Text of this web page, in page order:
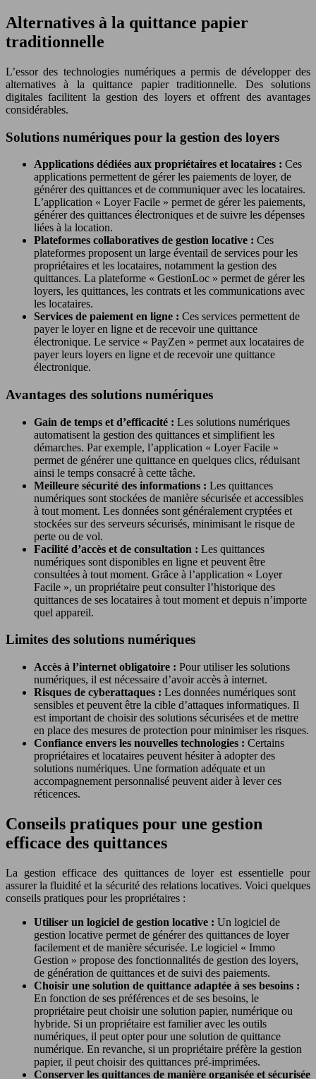
Alternatives à la quittance papier
traditionnelle
L’essor des technologies numériques a permis de développer des
alternatives à la quittance papier traditionnelle. Des solutions
digitales facilitent la gestion des loyers et offrent des avantages
considérables.
Solutions numériques pour la gestion des loyers
Applications dédiées aux propriétaires et locataires : Ces
applications permettent de gérer les paiements de loyer, de
générer des quittances et de communiquer avec les locataires.
L’application « Loyer Facile » permet de gérer les paiements,
générer des quittances électroniques et de suivre les dépenses
liées à la location.
Plateformes collaboratives de gestion locative : Ces
plateformes proposent un large éventail de services pour les
propriétaires et les locataires, notamment la gestion des
quittances. La plateforme « GestionLoc » permet de gérer les
loyers, les quittances, les contrats et les communications avec
les locataires.
Services de paiement en ligne : Ces services permettent de
payer le loyer en ligne et de recevoir une quittance
électronique. Le service « PayZen » permet aux locataires de
payer leurs loyers en ligne et de recevoir une quittance
électronique.
Avantages des solutions numériques
Gain de temps et d’efficacité : Les solutions numériques
automatisent la gestion des quittances et simplifient les
démarches. Par exemple, l’application « Loyer Facile »
permet de générer une quittance en quelques clics, réduisant
ainsi le temps consacré à cette tâche.
Meilleure sécurité des informations : Les quittances
numériques sont stockées de manière sécurisée et accessibles
à tout moment. Les données sont généralement cryptées et
stockées sur des serveurs sécurisés, minimisant le risque de
perte ou de vol.
Facilité d’accès et de consultation : Les quittances
numériques sont disponibles en ligne et peuvent être
consultées à tout moment. Grâce à l’application « Loyer
Facile », un propriétaire peut consulter l’historique des
quittances de ses locataires à tout moment et depuis n’importe
quel appareil.
Limites des solutions numériques
Accès à l’internet obligatoire : Pour utiliser les solutions
numériques, il est nécessaire d’avoir accès à internet.
Risques de cyberattaques : Les données numériques sont
sensibles et peuvent être la cible d’attaques informatiques. Il
est important de choisir des solutions sécurisées et de mettre
en place des mesures de protection pour minimiser les risques.
Confiance envers les nouvelles technologies : Certains
propriétaires et locataires peuvent hésiter à adopter des
solutions numériques. Une formation adéquate et un
accompagnement personnalisé peuvent aider à lever ces
réticences.
Conseils pratiques pour une gestion
efficace des quittances
La gestion efficace des quittances de loyer est essentielle pour
assurer la fluidité et la sécurité des relations locatives. Voici quelques
conseils pratiques pour les propriétaires :
Utiliser un logiciel de gestion locative : Un logiciel de
gestion locative permet de générer des quittances de loyer
facilement et de manière sécurisée. Le logiciel « Immo
Gestion » propose des fonctionnalités de gestion des loyers,
de génération de quittances et de suivi des paiements.
Choisir une solution de quittance adaptée à ses besoins :
En fonction de ses préférences et de ses besoins, le
propriétaire peut choisir une solution papier, numérique ou
hybride. Si un propriétaire est familier avec les outils
numériques, il peut opter pour une solution de quittance
numérique. En revanche, si un propriétaire préfère la gestion
papier, il peut choisir des quittances pré-imprimées.
Conserver les quittances de manière organisée et sécurisée